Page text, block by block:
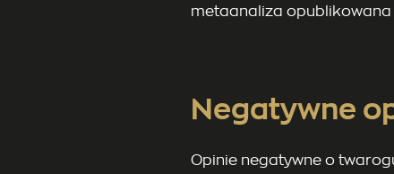
metaanaliza opublikowana
Negatywne
Opinie negatywne o